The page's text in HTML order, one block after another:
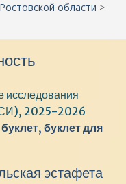
области >
исследования
2025-2026
, буклет для
эстафета